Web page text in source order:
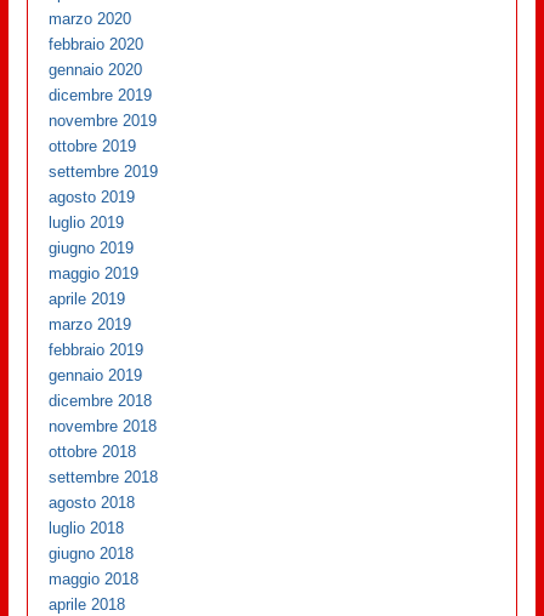
marzo 2020
febbraio 2020
gennaio 2020
dicembre 2019
novembre 2019
ottobre 2019
settembre 2019
agosto 2019
luglio 2019
giugno 2019
maggio 2019
aprile 2019
marzo 2019
febbraio 2019
gennaio 2019
dicembre 2018
novembre 2018
ottobre 2018
settembre 2018
agosto 2018
luglio 2018
giugno 2018
maggio 2018
aprile 2018